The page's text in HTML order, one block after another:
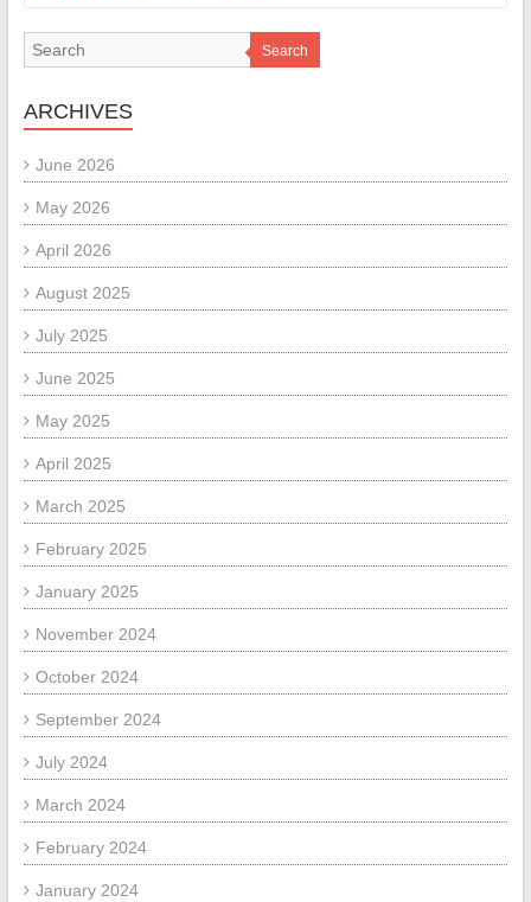
Search
ARCHIVES
June 2026
May 2026
April 2026
August 2025
July 2025
June 2025
May 2025
April 2025
March 2025
February 2025
January 2025
November 2024
October 2024
September 2024
July 2024
March 2024
February 2024
January 2024